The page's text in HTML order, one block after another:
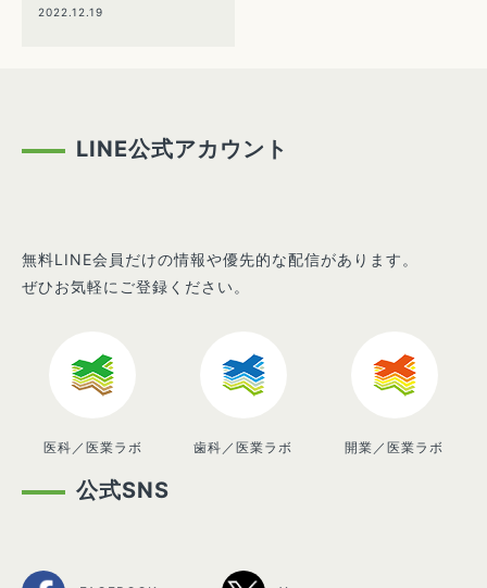
2022.12.19
LINE公式アカウント
無料LINE会員だけの情報や優先的な配信があります。
ぜひお気軽にご登録ください。
医科／医業ラボ 歯科／医業ラボ 開業／医業ラボ
公式SNS